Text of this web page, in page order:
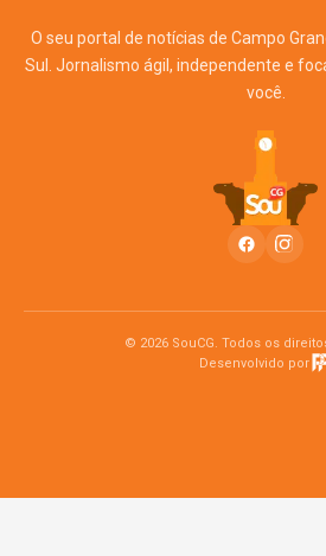
O seu portal de notícias de Campo
Sul. Jornalismo ágil, independente e
você.
© 2026 SouCG. Todos os
Desenvolvido por